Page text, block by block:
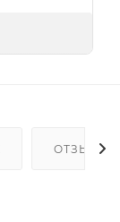
ОТЗЫВЫ